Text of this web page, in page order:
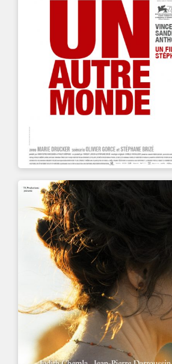
UN FILM DE
STÉPHANE BRIZÉ
UN FILM DE
STÉPHANE BRIZÉ